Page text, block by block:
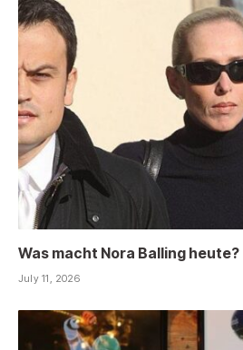
Was macht Nora Balling heute?
July 11, 2026